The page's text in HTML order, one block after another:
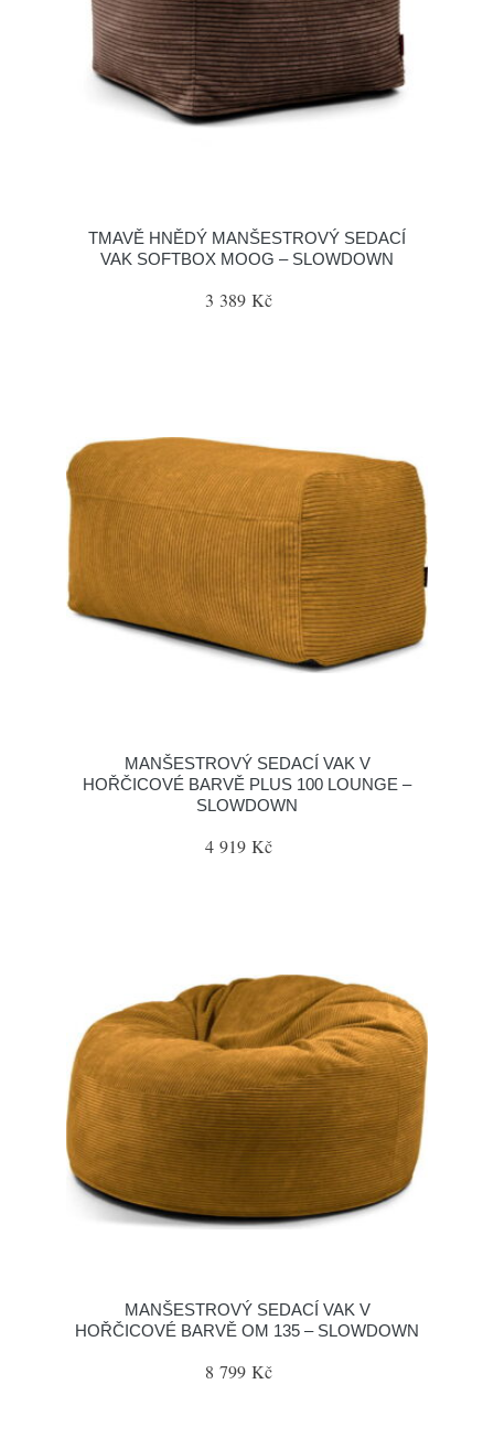
TMAVĚ HNĚDÝ MANŠESTROVÝ SEDACÍ
VAK SOFTBOX MOOG – SLOWDOWN
3 389 Kč
MANŠESTROVÝ SEDACÍ VAK V
HOŘČICOVÉ BARVĚ PLUS 100 LOUNGE –
SLOWDOWN
4 919 Kč
MANŠESTROVÝ SEDACÍ VAK V
HOŘČICOVÉ BARVĚ OM 135 – SLOWDOWN
8 799 Kč